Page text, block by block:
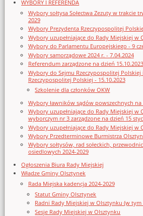
WYBORY I REFERENDA
Wybory sołtysa Sołectwa Zezuty w trakcie
2029
Wybory Prezydenta Rzeczypospolitej
Wybory uzupełniające do Rady Miejskiej w
Wybory do Parlamentu Europejskiego - 9
Wybory samorządowe 2024 r. - 7.04.2024
Referendum zarządzone na dzień
Wybory do Sejmu Rzeczypospolitej Polskiej
Rzeczypospolitej Polskiej - 15.10.2023
Szkolenie dla członków OKW
Wybory ławników sądów powszechnych na
Wybory uzupełniające do Rady Miejskiej w
wyborczym nr 3 zarządzone na dzień 15
Wybory uzupełniające do Rady Miejskiej w
Wybory Przedterminowe Burmistrza
Wybory sołtysów, rad sołeckich,
osiedlowych 2024-2029
Ogłoszenia Biura Rady Miejskiej
Władze Gminy Olsztynek
Rada Miejska kadencja 2024-2029
Statut Gminy Olsztynek
Radni Rady Miejskiej w Olsztynku (w tym
Sesje Rady Miejskiej w Olsztynku